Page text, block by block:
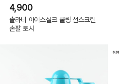
4,900
솔라비 아이스실크 쿨링 선스크린
손팔 토시